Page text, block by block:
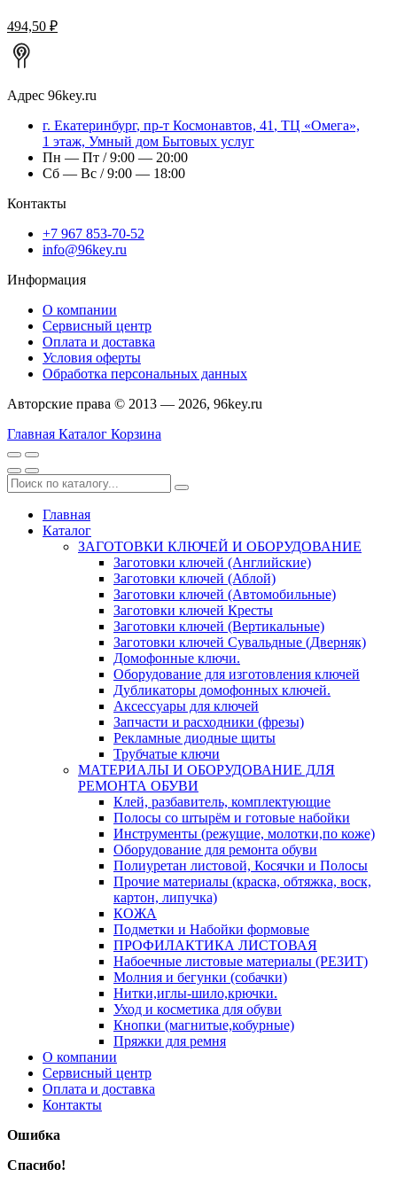
494,50 ₽
Адрес 96key.ru
г. Екатеринбург, пр-т Космонавтов, 41, ТЦ «Омега»,
1 этаж, Умный дом Бытовых услуг
Пн — Пт / 9:00 — 20:00
Сб — Вс / 9:00 — 18:00
Контакты
+7 967 853-70-52
info@96key.ru
Информация
О компании
Сервисный центр
Оплата и доставка
Условия оферты
Обработка персональных данных
Авторские права © 2013 — 2026, 96key.ru
Главная Каталог Корзина
Главная
Каталог
ЗАГОТОВКИ КЛЮЧЕЙ И ОБОРУДОВАНИЕ
Заготовки ключей (Английские)
Заготовки ключей (Аблой)
Заготовки ключей (Автомобильные)
Заготовки ключей Кресты
Заготовки ключей (Вертикальные)
Заготовки ключей Сувальдные (Дверняк)
Домофонные ключи.
Оборудование для изготовления ключей
Дубликаторы домофонных ключей.
Аксессуары для ключей
Запчасти и расходники (фрезы)
Рекламные диодные щиты
Трубчатые ключи
МАТЕРИАЛЫ И ОБОРУДОВАНИЕ ДЛЯ
РЕМОНТА ОБУВИ
Клей, разбавитель, комплектующие
Полосы со штырём и готовые набойки
Инструменты (режущие, молотки,по коже)
Оборудование для ремонта обуви
Полиуретан листовой, Косячки и Полосы
Прочие материалы (краска, обтяжка, воск,
картон, липучка)
КОЖА
Подметки и Набойки формовые
ПРОФИЛАКТИКА ЛИСТОВАЯ
Набоечные листовые материалы (РЕЗИТ)
Молния и бегунки (собачки)
Нитки,иглы-шило,крючки.
Уход и косметика для обуви
Кнопки (магнитые,кобурные)
Пряжки для ремня
О компании
Сервисный центр
Оплата и доставка
Контакты
Ошибка
Спасибо!